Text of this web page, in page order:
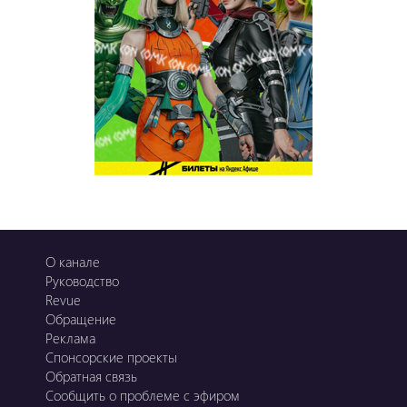
О канале
Руководство
Revue
Обращение
Реклама
Спонсорские проекты
Обратная связь
Сообщить о проблеме с эфиром